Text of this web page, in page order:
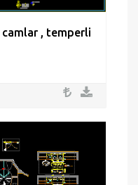
camlar , temperli